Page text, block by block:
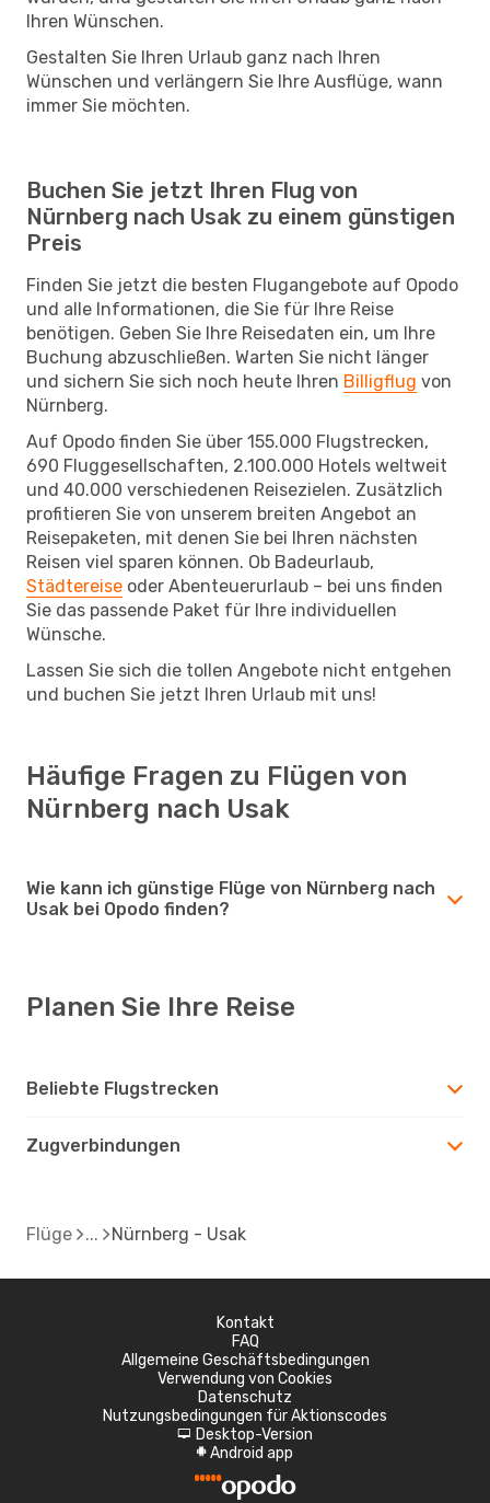
Ihren Wünschen.
Gestalten Sie Ihren Urlaub ganz nach Ihren
Wünschen und verlängern Sie Ihre Ausflüge, wann
immer Sie möchten.
Buchen Sie jetzt Ihren Flug von
Nürnberg nach Usak zu einem günstigen
Preis
Finden Sie jetzt die besten Flugangebote auf Opodo
und alle Informationen, die Sie für Ihre Reise
benötigen. Geben Sie Ihre Reisedaten ein, um Ihre
Buchung abzuschließen. Warten Sie nicht länger
und sichern Sie sich noch heute Ihren Billigflug von
Nürnberg.
Auf Opodo finden Sie über 155.000 Flugstrecken,
690 Fluggesellschaften, 2.100.000 Hotels weltweit
und 40.000 verschiedenen Reisezielen. Zusätzlich
profitieren Sie von unserem breiten Angebot an
Reisepaketen, mit denen Sie bei Ihren nächsten
Reisen viel sparen können. Ob Badeurlaub,
Städtereise oder Abenteuerurlaub – bei uns finden
Sie das passende Paket für Ihre individuellen
Wünsche.
Lassen Sie sich die tollen Angebote nicht entgehen
und buchen Sie jetzt Ihren Urlaub mit uns!
Häufige Fragen zu Flügen von
Nürnberg nach Usak
Wie kann ich günstige Flüge von Nürnberg nach
Usak bei Opodo finden?
Planen Sie Ihre Reise
Beliebte Flugstrecken
Zugverbindungen
Flüge Nürnberg - Usak
Kontakt
FAQ
Allgemeine Geschäftsbedingungen
Verwendung von Cookies
Datenschutz
Nutzungsbedingungen für Aktionscodes
d Desktop-Version
A Android app